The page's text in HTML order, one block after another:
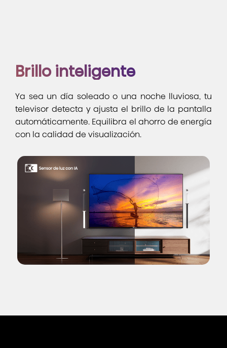
Brillo inteligente
Ya sea un día soleado o una noche lluviosa, tu
televisor detecta y ajusta el brillo de la pantalla
automáticamente. Equilibra el ahorro de energía
con la calidad de visualización.